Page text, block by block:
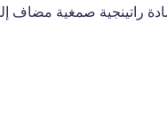
راتينجية صمغية مضاف